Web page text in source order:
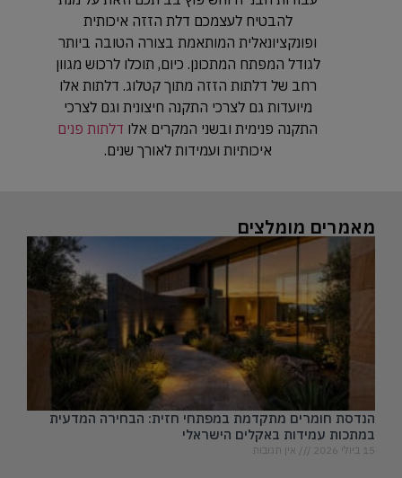
להבטיח לעצמכם דלת הזזה איכותית
ופונקציונאלית המותאמת בצורה הטובה ביותר
לגודל המפתח המתכונן. כיום, תוכלו לרכוש מגוון
רחב של דלתות הזזה מתוך קטלוג. דלתות אלו
מיועדות גם לצרכי התקנה חיצונית וגם לצרכי
התקנה פנימית ובשני המקרים אלו דלתות פנים
איכותיות ועמידות לאורך שנים.
מאמרים מומלצים
הנדסת חומרים מתקדמת במפתחי חזית: הבחירה המדעית
במתכות עמידות באקלים הישראלי
15 ביולי 2026 אין תגובות